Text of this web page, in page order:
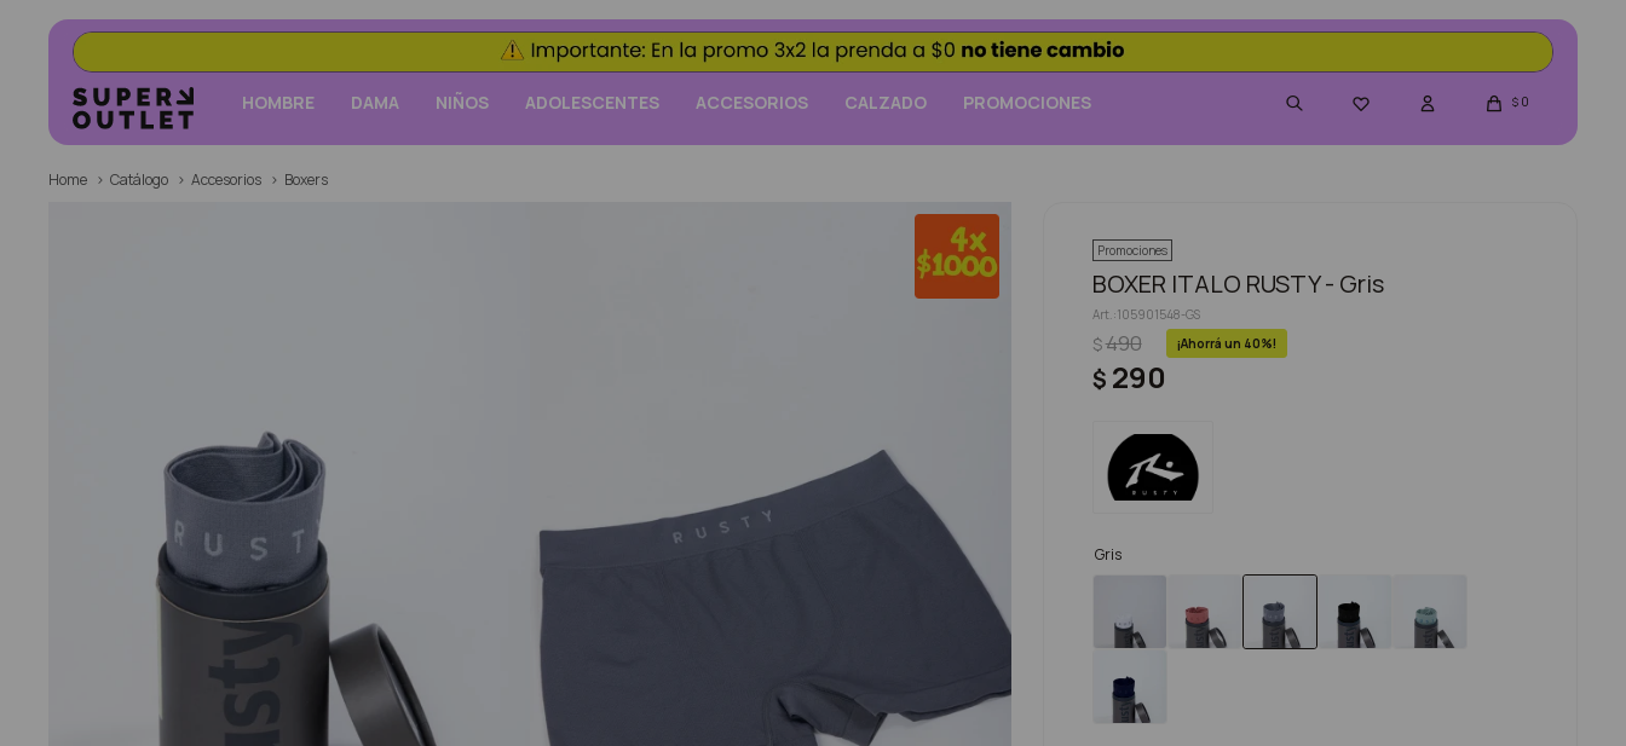
HOMBRE DAMA NIÑOS ADOLESCENTES ACCESORIOS CALZADO PROMOCIONES  $ 0
Home Catálogo Accesorios Boxers
Promociones
BOXER ITALO RUSTY - Gris
105901548-GS
$ 290
$490 40
Gris